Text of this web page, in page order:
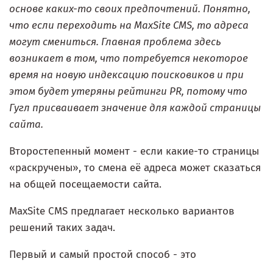
основе каких-то своих предпочтений. Понятно,
что если переходить на MaxSite CMS, то адреса
могут смениться. Главная проблема здесь
возникает в том, что потребуется некоторое
время на новую индексацию поисковиков и при
этом будет утеряны рейтинги PR, потому что
Гугл присваивает значение для каждой страницы
сайта.
Второстепенный момент - если какие-то страницы
«раскручены», то смена её адреса может сказаться
на общей посещаемости сайта.
MaxSite CMS предлагает несколько вариантов
решений таких задач.
Первый и самый простой способ - это